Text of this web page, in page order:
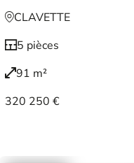
CLAVETTE
5 pièces
91 m²
320 250 €